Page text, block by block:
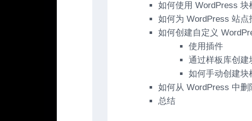
如何使用 WordPress 块
如何为 WordPress 站点
如何创建自定义
使用插件
通过样板库创建
如何手动创建块
如何从 WordPress 中删
总结